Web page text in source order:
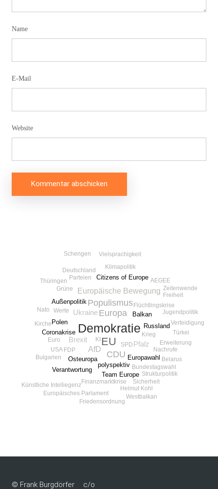
Name
E-Mail
Website
Demokratie
EU
Europa
CDU
Populismus
AfD
Europäische Bewegung
Ukraine
Brexit
Pfalz
Osteuropa
polyspektiv
Europawahl
Team Europe
Russland
Balkan
Coronakrise
Außenpolitik
Citizens of Europe
Polen
Verantwortung
FDP
Finanzmarktkrise
Flüchtlingskrise
Bundestagswahl
Werte
Euro
Krieg
Parteien
USA
Klimapolitik
Nachrufe
SPD
Deutschland
Europäisches Parlament
Grüne
Helmut Kohl
Jugendpolitik
Kirche
Sicherheit
Strukturpolitik
Türkei
Vielsprachigkeit
AEGEE
Belarus
Bulgarien
Erweiterung
Freiheit
Friedensordnung
KI
Künstliche Intelliegenz
Nato
Schengen
Thüringen
Verteidigung
Westbalkan
Zeitenwende
© Frank Burgdörfer c/o